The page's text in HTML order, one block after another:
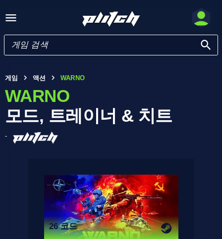
게임 액션 WARNO
WARNO
모드, 트레이너 & 치트
-
26 코드